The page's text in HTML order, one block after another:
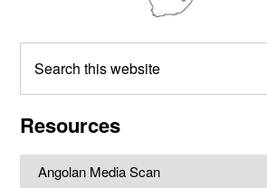
this
Resources
Angolan Media Scan